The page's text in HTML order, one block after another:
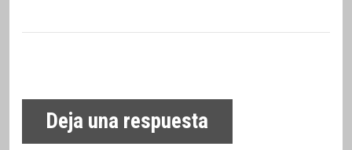
Deja una respuesta